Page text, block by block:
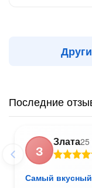
Последние
З
Злата25
Самый